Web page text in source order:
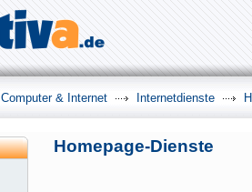
Homepage-Dienste
Computer & Internet Internetdienste